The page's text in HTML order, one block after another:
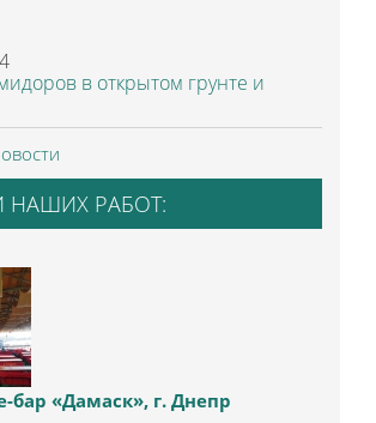
в открытом грунте и
НАШИХ РАБОТ:
бар «Дамаск», г. Днепр